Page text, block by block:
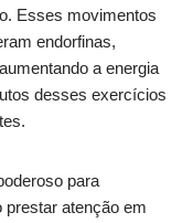
Esses movimentos
endorfinas,
a energia
desses exercícios
para
prestar atenção em